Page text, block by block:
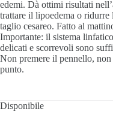
edemi. Dà ottimi risultati
trattare il lipoedema o
taglio cesareo. Fatto al
Importante: il sistema
delicati e scorrevoli sono
Non premere il pennello,
punto.
Disponibile